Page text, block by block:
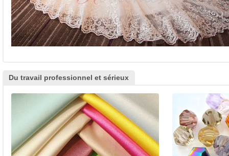
Du travail professionnel et sérieux